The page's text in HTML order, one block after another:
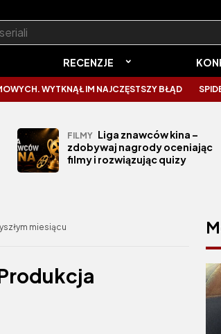
RECENZJE
IM NAJCZĘSTSZY BŁĄD SPIDER-MAN
FILMY Liga znawców kina –
zdobywaj nagrody oceniając
filmy i rozwiązując quizy
miesiącu